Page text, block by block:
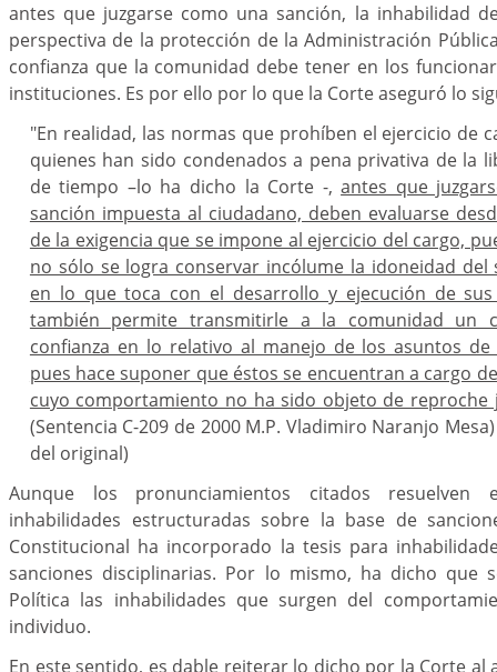
antes que juzgarse como una sanción, la inhabilidad
perspectiva de la protección de la Administración
confianza que la comunidad debe tener en los
instituciones. Es por ello por lo que la Corte aseguró lo
"En realidad, las normas que prohíben el ejercicio de
quienes han sido condenados a pena privativa de la
de tiempo –lo ha dicho la Corte -,antes que
sanción impuesta al ciudadano, deben evaluarse
de la exigencia que se impone al ejercicio del cargo,
no sólo se logra conservar incólume la idoneidad del
en lo que toca con el desarrollo y ejecución de
también permite transmitirle a la comunidad un
confianza en lo relativo al manejo de los asuntos de
pues hace suponer que éstos se encuentran a cargo
cuyo comportamiento no ha sido objeto de reproche
(Sentencia C-209 de 2000 M.P. Vladimiro Naranjo
del original)
Aunque los pronunciamientos citados
inhabilidades estructuradas sobre la base de
Constitucional ha incorporado la tesis para
sanciones disciplinarias. Por lo mismo, ha dicho que
Política las inhabilidades que surgen del
individuo.
En este sentido, es dable reiterar lo dicho por la Corte al